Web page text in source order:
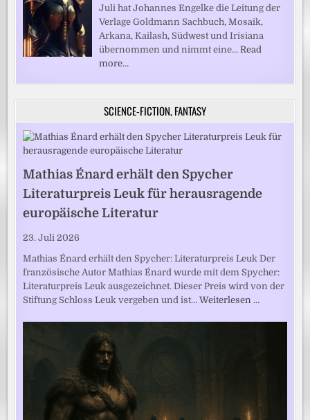
Juli hat Johannes Engelke die Leitung der
Verlage Goldmann Sachbuch, Mosaik,
Arkana, Kailash, Südwest und Irisiana
übernommen und nimmt eine…Read
more…
SCIENCE-FICTION, FANTASY
Mathias Énard erhält den Spycher
Literaturpreis Leuk für herausragende
europäische Literatur
23. Juli 2026
Mathias Énard erhält den Spycher: Literaturpreis Leuk Der
französische Autor Mathias Énard wurde mit dem Spycher:
Literaturpreis Leuk ausgezeichnet. Dieser Preis wird von der
Stiftung Schloss Leuk vergeben und ist…Weiterlesen …